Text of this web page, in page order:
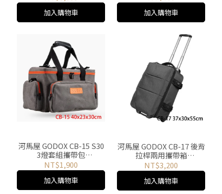
52X30X39.5CM
加入購物車 加入購物車
河馬屋 GODOX CB-15 S30
3燈套組攜帶包
40x22x26cm
NT$1,900
加入購物車
河馬屋 GODOX CB-17 後背
拉桿兩用攜帶箱
37*30*55CM
NT$3,200
加入購物車